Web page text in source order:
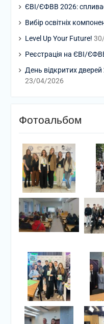
ЄВІ/ЄФВВ 2026:
Вибір освітніх
Level Up Your Future!
Реєстрація на ЄВІ/
День відкритих
23/04/2026
Фотоальбом